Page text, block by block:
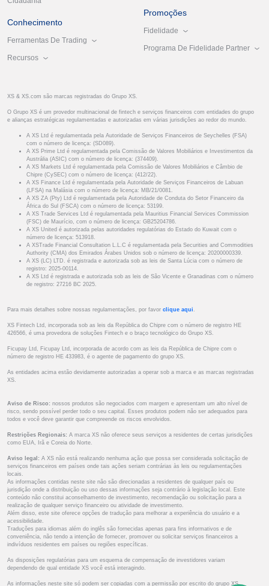
Conhecimento
Ferramentas De Trading
Recursos
Promoções
Fidelidade
Programa De Fidelidade Partner
XS & XS.com são marcas registradas do Grupo XS.
O Grupo XS é um provedor multinacional de fintech e serviços financeiros com entidades do grupo
e alianças estratégicas regulamentadas e autorizadas em várias jurisdições ao redor do mundo.
A XS Ltd é regulamentada pela Autoridade de Serviços Financeiros de Seychelles (FSA)
com o número de licença: (SD089).
A XS Prime Ltd é regulamentada pela Comissão de Valores Mobiliários e Investimentos da
Austrália (ASIC) com o número de licença: (374409).
A XS Markets Ltd é regulamentada pela Comissão de Valores Mobiliários e Câmbio de
Chipre (CySEC) com o número de licença: (412/22).
A XS Finance Ltd é regulamentada pela Autoridade de Serviços Financeiros de Labuan
(LFSA) na Malásia com o número de licença: MB/21/0081.
A XS ZA (Pty) Ltd é regulamentada pela Autoridade de Conduta do Setor Financeiro da
África do Sul (FSCA) com o número de licença: 53199.
A XS Trade Services Ltd é regulamentada pela Mauritius Financial Services Commission
(FSC) de Maurício, com o número de licença: GB25204786.
A XS United é autorizada pelas autoridades regulatórias do Estado do Kuwait com o
número de licença: 513918.
A XSTrade Financial Consultation L.L.C é regulamentada pela Securities and Commodities
Authority (CMA) dos Emirados Árabes Unidos sob o número de licença: 20200000339.
A XS (LC) LTD. é registrada e autorizada sob as leis de Santa Lúcia com o número de
registro: 2025-00114.
A XS Ltd é registrada e autorizada sob as leis de São Vicente e Granadinas com o número
de registro: 27216 BC 2025.
Para mais detalhes sobre nossas regulamentações, por favor clique aqui .
XS Fintech Ltd, incorporada sob as leis da República do Chipre com o número de registro HE
426566, é uma provedora de soluções Fintech e o braço tecnológico do Grupo XS.
Ficupay Ltd, Ficupay Ltd, incorporada de acordo com as leis da República de Chipre com o
número de registro HE 433983, é o agente de pagamento do grupo XS.
As entidades acima estão devidamente autorizadas a operar sob a marca e as marcas registradas
XS.
Aviso de Risco: nossos produtos são negociados com margem e apresentam um alto nível de
risco, sendo possível perder todo o seu capital. Esses produtos podem não ser adequados para
todos e você deve garantir que compreende os riscos envolvidos.
Restrições Regionais: A marca XS não oferece seus serviços a residentes de certas jurisdições
como EUA, Irã e Coreia do Norte.
Aviso legal: A XS não está realizando nenhuma ação que possa ser considerada solicitação de
serviços financeiros em países onde tais ações seriam contrárias às leis ou regulamentações
locais.
As informações contidas neste site não são direcionadas a residentes de qualquer país ou
jurisdição onde a distribuição ou uso dessas informações seja contrário à legislação local. Este
conteúdo não constitui aconselhamento de investimento, recomendação ou solicitação para a
realização de qualquer serviço financeiro ou atividade de investimento.
Além disso, este site oferece opções de tradução para melhorar a experiência do usuário e a
acessibilidade.
Traduções para idiomas além do inglês são fornecidas apenas para fins informativos e de
conveniência, não tendo a intenção de fornecer, promover ou solicitar serviços financeiros a
indivíduos residentes em países ou regiões específicas.
As disposições regulatórias para um esquema de compensação de investidores variam
dependendo de qual entidade XS você está interagindo.
As informações neste site só podem ser copiadas com a permissão por escrito do grupo XS.